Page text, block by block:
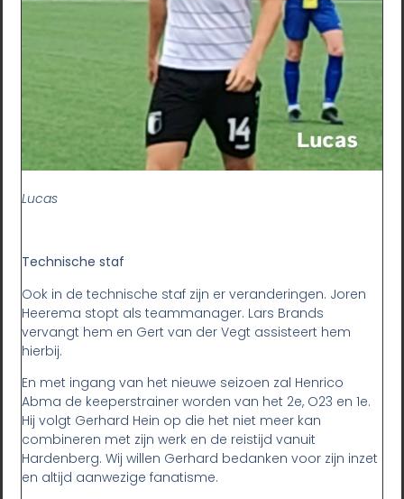
Lucas
Technische staf
Ook in de technische staf zijn er veranderingen. Joren
Heerema stopt als teammanager. Lars Brands
vervangt hem en Gert van der Vegt assisteert hem
hierbij.
En met ingang van het nieuwe seizoen zal Henrico
Abma de keeperstrainer worden van het 2e, O23 en 1e.
Hij volgt Gerhard Hein op die het niet meer kan
combineren met zijn werk en de reistijd vanuit
Hardenberg. Wij willen Gerhard bedanken voor zijn inzet
en altijd aanwezige fanatisme.